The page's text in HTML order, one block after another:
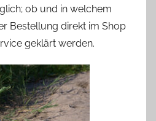
ob und in welchem
Bestellung direkt im Shop
geklärt werden.